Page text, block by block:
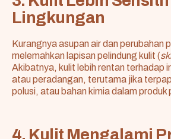
Lingkungan
Kurangnya asupan air dan perubahan
melemahkan lapisan pelindung kulit (
Akibatnya, kulit lebih rentan terhadap
atau peradangan, terutama jika
polusi, atau bahan kimia dalam produk
4. Kulit Mengalami